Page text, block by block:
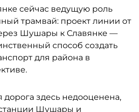
сейчас ведущую роль
трамвай: проект линии от
Шушары к Славянке —
способ создать
для района в
здесь недооценена,
станции Шушары и